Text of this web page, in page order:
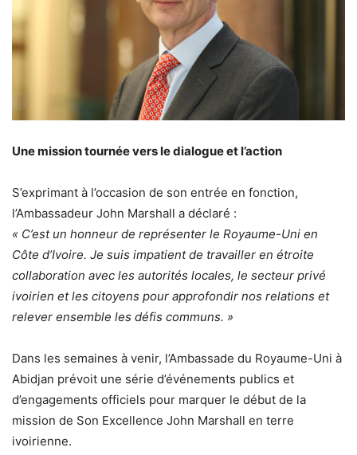
Une mission tournée vers le dialogue et l’action
S’exprimant à l’occasion de son entrée en fonction,
l’Ambassadeur John Marshall a déclaré :
« C’est un honneur de représenter le Royaume-Uni en
Côte d’Ivoire. Je suis impatient de travailler en étroite
collaboration avec les autorités locales, le secteur privé
ivoirien et les citoyens pour approfondir nos relations et
relever ensemble les défis communs. »
Dans les semaines à venir, l’Ambassade du Royaume-Uni à
Abidjan prévoit une série d’événements publics et
d’engagements officiels pour marquer le début de la
mission de Son Excellence John Marshall en terre
ivoirienne.